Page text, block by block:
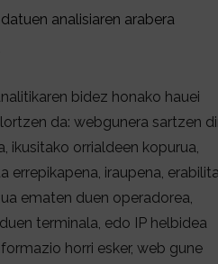
analisiaren arabera
bidez honako hauei
da: webgunera sartzen
ikusitako orrialdeen kopurua,
errepikapena, iraupena,
ematen duen operadorea,
terminala, edo IP helbidea
horri esker, web gune